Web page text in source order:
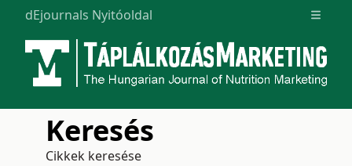
dEjournals Nyitóoldal Open
Keresés
Cikkek keresése